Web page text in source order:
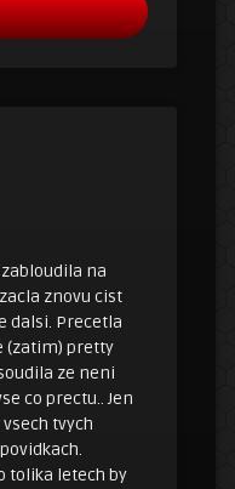
na
znovu cist
dalsi. Precetla
(zatim) pretty
ze neni
co prectu.. Jen
tvych
tolika letech by